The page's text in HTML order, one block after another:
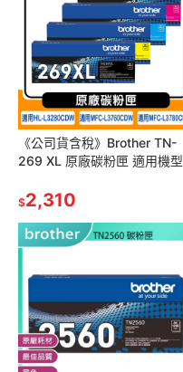
《公司貨含稅》Brother TN-
269 XL 原廠碳粉匣 適用機型
L3760CDW
$2,310